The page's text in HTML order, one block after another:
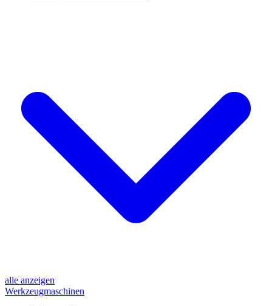
alle anzeigen
Werkzeugmaschinen